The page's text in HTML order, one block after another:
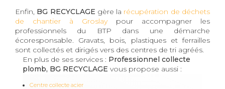
Enfin, BG RECYCLAGE gère la récupération de déchets
de chantier à Groslaypour accompagner les
professionnels du BTP dans une démarche
écoresponsable. Gravats, bois, plastiques et ferrailles
sont collectés et dirigés vers des centres de tri agréés.
En plus de ses services : Professionnel collecte
plomb, BG RECYCLAGE vous propose aussi :
Centre collecte acier